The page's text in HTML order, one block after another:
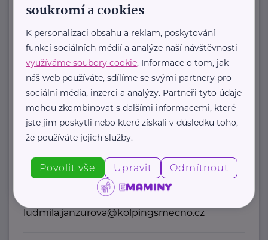
jaczech@jaczech.cz
Kolpingova rodina Smečno
U Zámku 5 Smečno
Jsme nestátní nezisková organizace
, která se již více než 25 let zaměřuje
na podporu rodin, ...
https://www.kolpingsmecno.cz/
+420 777 558 778
ludmila.janzurova@kolpingsmecno.cz
soukromí a cookies
K personalizaci obsahu a reklam, poskytování
funkcí sociálních médií a analýze naší návštěvnosti
využíváme soubory cookie. Informace o tom, jak
náš web používáte, sdílíme se svými partnery pro
sociální média, inzerci a analýzy. Partneři tyto údaje
mohou zkombinovat s dalšími informacemi, které
jste jim poskytli nebo které získali v důsledku toho,
že používáte jejich služby.
Povolit vše Upravit Odmítnout